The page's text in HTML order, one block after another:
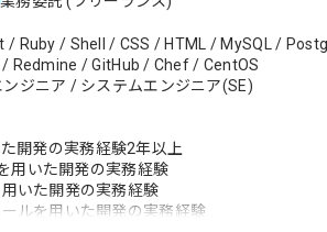
Ruby / Shell / CSS / HTML / MySQL /
/ Redmine / GitHub / Chef / CentOS
ジニア / システムエンジニア(SE)
開発の実務経験2年以上
用いた開発の実務経験
いた開発の実務経験
ルを用いた開発の実務経験